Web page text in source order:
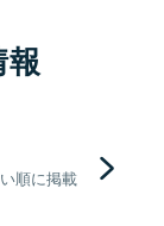
順に掲載